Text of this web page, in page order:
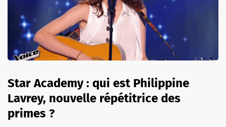
Star Academy : qui est Philippine
Lavrey, nouvelle répétitrice des
primes ?